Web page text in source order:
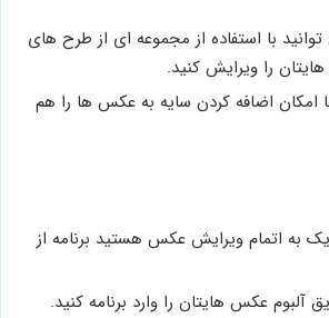
با استفاده از مجموعه ای از طرح های
را ویرایش کنید.
امکان اضافه کردن سایه به عکس ها را هم
به اتمام ویرایش عکس هستید برنامه از
آلبوم عکس هایتان را وارد برنامه کنید.